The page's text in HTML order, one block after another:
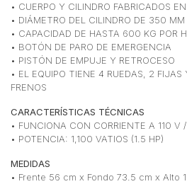
• CUERPO Y CILINDRO FABRICADOS
• DIÁMETRO DEL CILINDRO DE 350 MM
• CAPACIDAD DE HASTA 600 KG POR
• BOTÓN DE PARO DE EMERGENCIA
• PISTÓN DE EMPUJE Y RETROCESO
• EL EQUIPO TIENE 4 RUEDAS, 2 FIJAS
FRENOS
CARACTERÍSTICAS TÉCNICAS
• FUNCIONA CON CORRIENTE A 110 V
• POTENCIA: 1,100 VATIOS (1.5 HP)
MEDIDAS
• Frente 56 cm x Fondo 73.5 cm x Alto